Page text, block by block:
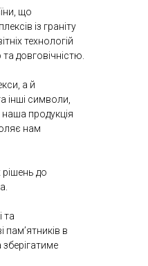
що
із граніту
технологій
довговічністю.
а й
інші символи,
продукція
нам
до
та
в